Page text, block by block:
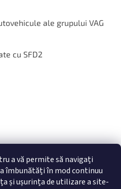
a vă permite să navigați
îmbunătăți în mod continuu
și ușurința de utilizare a site-
ale grupului VAG
cu SFD2